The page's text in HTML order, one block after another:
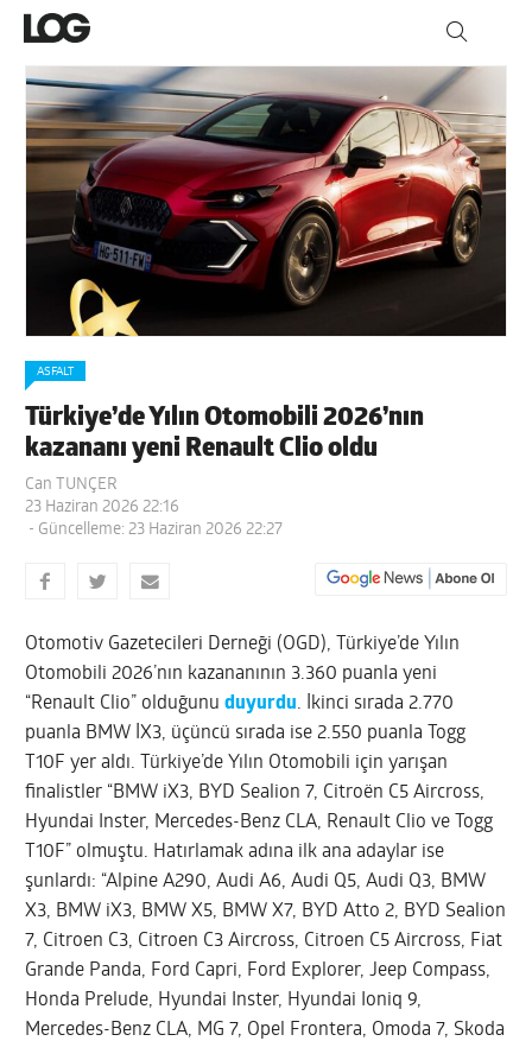
ASFALT
Türkiye’de Yılın Otomobili 2026’nın
kazananı yeni Renault Clio oldu
Can TUNÇER
23 Haziran 2026 22:16
- Güncelleme: 23 Haziran 2026 22:27
Otomotiv Gazetecileri Derneği (OGD), Türkiye’de Yılın
Otomobili 2026’nın kazananının 3.360 puanla yeni
“Renault Clio” olduğunuduyurdu. İkinci sırada 2.770
puanla BMW İX3, üçüncü sırada ise 2.550 puanla Togg
T10F yer aldı. Türkiye’de Yılın Otomobili için yarışan
finalistler “BMW iX3, BYD Sealion 7, Citroën C5 Aircross,
Hyundai Inster, Mercedes-Benz CLA, Renault Clio ve Togg
T10F” olmuştu. Hatırlamak adına ilk ana adaylar ise
şunlardı: “Alpine A290, Audi A6, Audi Q5, Audi Q3, BMW
X3, BMW iX3, BMW X5, BMW X7, BYD Atto 2, BYD Sealion
7, Citroen C3, Citroen C3 Aircross, Citroen C5 Aircross, Fiat
Grande Panda, Ford Capri, Ford Explorer, Jeep Compass,
Honda Prelude, Hyundai Inster, Hyundai Ioniq 9,
Mercedes-Benz CLA, MG 7, Opel Frontera, Omoda 7, Skoda